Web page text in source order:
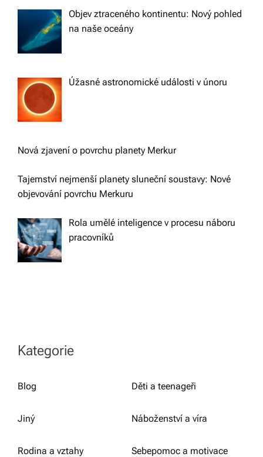
Objev ztraceného kontinentu: Nový pohled
na naše oceány
Úžasné astronomické události v únoru
Nová zjavení o povrchu planety Merkur
Tajemství nejmenší planety sluneční soustavy: Nové
objevování povrchu Merkuru
Rola umělé inteligence v procesu náboru
pracovníků
Kategorie
Blog Děti a teenageři
Jiný Náboženství a víra
Rodina a vztahy Sebepomoc a motivace